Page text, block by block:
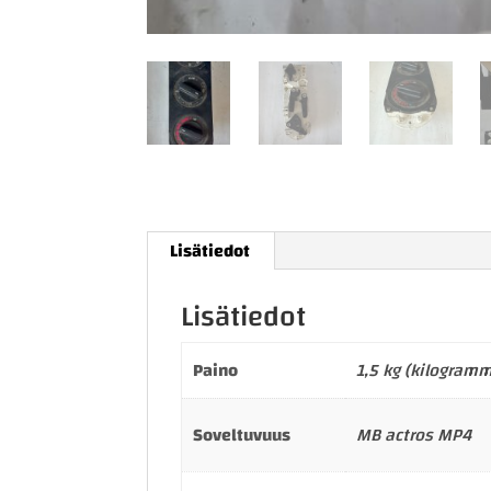
Lisätiedot
Lisätiedot
Paino
1,5 kg
Soveltuvuus
MB actros MP4